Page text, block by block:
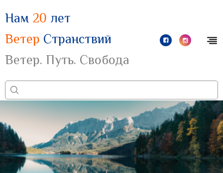
Нам 20 лет
Ветер Странствий
Ветер. Путь. Свобода